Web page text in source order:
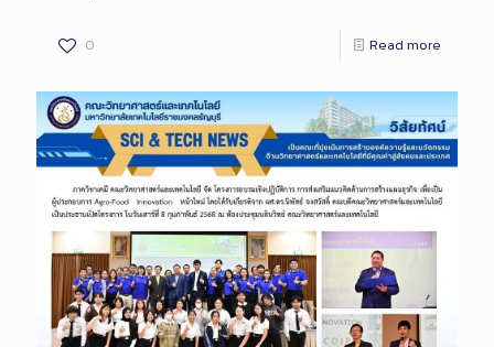
0 Read more